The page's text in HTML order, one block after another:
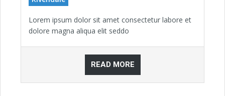
Lorem ipsum dolor sit amet consectetur labore et
dolore magna aliqua elit seddo
READ MORE